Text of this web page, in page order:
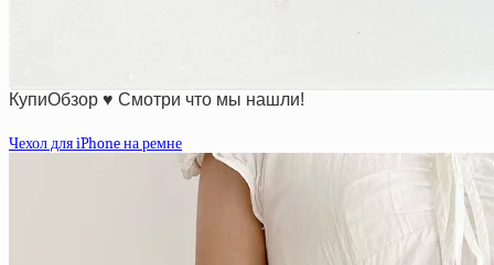
КупиОбзор ♥ Смотри что мы нашли!
Чехол для iPhone на ремне